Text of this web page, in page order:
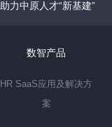
力中原人才“新基建”
数智产品
HR SaaS应用及解决方
案